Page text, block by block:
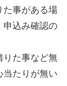
た事がある場
申込み確認の
りた事など無
当たりが無い